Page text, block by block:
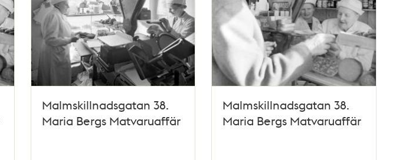
Malmskillnadsgatan 38.
Maria Bergs Matvaruaffär
Malmskillnadsgatan 38.
Maria Bergs Matvaruaffär